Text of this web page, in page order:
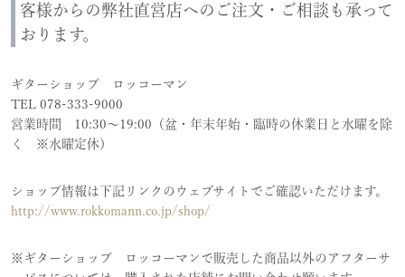
客様からの弊社直営店へのご注文・ご相談も承って
おります。
ギターショップ ロッコーマン
TEL 078-333-9000
営業時間 10:30～19:00（盆・年末年始・臨時の休業日と水曜を除
く ※水曜定休）
ショップ情報は下記リンクのウェブサイトでご確認いただけます。
http://www.rokkomann.co.jp/shop/
※ギターショップ ロッコーマンで販売した商品以外のアフターサ